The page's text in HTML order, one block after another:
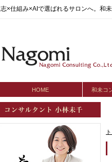
志×仕組み×AIで選ばれるサロンへ。和
HOME 和未コ